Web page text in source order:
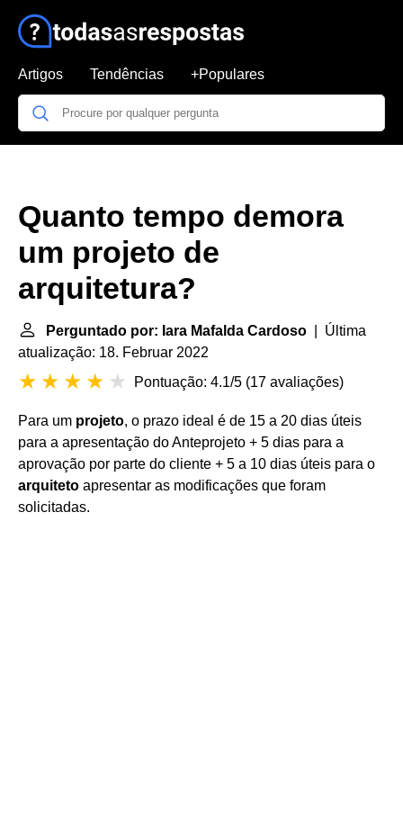
Artigos Tendências +Populares
Quanto tempo demora
um projeto de
arquitetura?
Perguntado por: Iara Mafalda Cardoso | Última
atualização: 18. Februar 2022
Pontuação: 4.1/5 (17 avaliações)
Para um projeto, o prazo ideal é de 15 a 20 dias úteis
para a apresentação do Anteprojeto + 5 dias para a
aprovação por parte do cliente + 5 a 10 dias úteis para o
arquiteto apresentar as modificações que foram
solicitadas.